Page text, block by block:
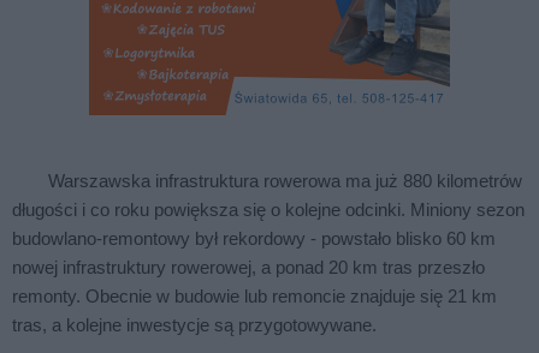
Warszawska infrastruktura rowerowa ma już 880 kilometrów
długości i co roku powiększa się o kolejne odcinki. Miniony sezon
budowlano-remontowy był rekordowy - powstało blisko 60 km
nowej infrastruktury rowerowej, a ponad 20 km tras przeszło
remonty. Obecnie w budowie lub remoncie znajduje się 21 km
tras, a kolejne inwestycje są przygotowywane.